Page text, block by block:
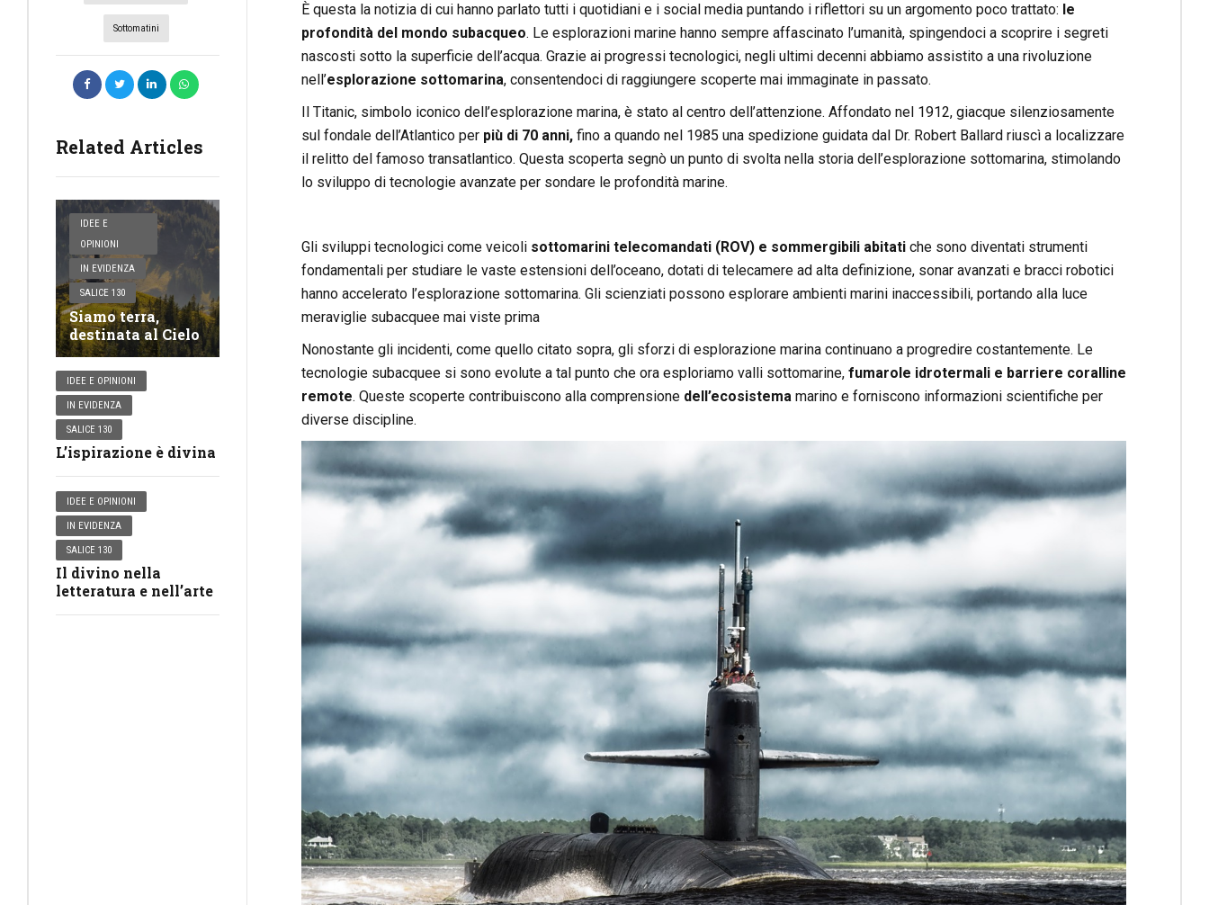
Sottomatini
Related Articles
IDEE E
OPINIONI
IN EVIDENZA
SALICE 130
Siamo terra,
destinata al Cielo
IDEE E OPINIONI
IN EVIDENZA
SALICE 130
L’ispirazione è divina
IDEE E OPINIONI
IN EVIDENZA
SALICE 130
Il divino nella
letteratura e nell’arte
È questa la notizia di cui hanno parlato tutti i quotidiani e i social media puntando i riflettori su un argomento poco trattato: le
profondità del mondo subacqueo. Le esplorazioni marine hanno sempre affascinato l’umanità, spingendoci a scoprire i segreti
nascosti sotto la superficie dell’acqua. Grazie ai progressi tecnologici, negli ultimi decenni abbiamo assistito a una rivoluzione
nell’esplorazione sottomarina, consentendoci di raggiungere scoperte mai immaginate in passato.
Il Titanic, simbolo iconico dell’esplorazione marina, è stato al centro dell’attenzione. Affondato nel 1912, giacque silenziosamente
sul fondale dell’Atlantico per più di 70 anni,fino a quando nel 1985 una spedizione guidata dal Dr. Robert Ballard riuscì a localizzare
il relitto del famoso transatlantico. Questa scoperta segnò un punto di svolta nella storia dell’esplorazione sottomarina, stimolando
lo sviluppo di tecnologie avanzate per sondare le profondità marine.
Gli sviluppi tecnologici come veicoli sottomarini telecomandati (ROV) e sommergibili abitatiche sono diventati strumenti
fondamentali per studiare le vaste estensioni dell’oceano, dotati di telecamere ad alta definizione, sonar avanzati e bracci robotici
hanno accelerato l’esplorazione sottomarina. Gli scienziati possono esplorare ambienti marini inaccessibili, portando alla luce
meraviglie subacquee mai viste prima
Nonostante gli incidenti, come quello citato sopra, gli sforzi di esplorazione marina continuano a progredire costantemente. Le
tecnologie subacquee si sono evolute a tal punto che ora esploriamo valli sottomarine, fumarole idrotermali e barriere coralline
remote. Queste scoperte contribuiscono alla comprensione dell’ecosistemamarino e forniscono informazioni scientifiche per
diverse discipline.